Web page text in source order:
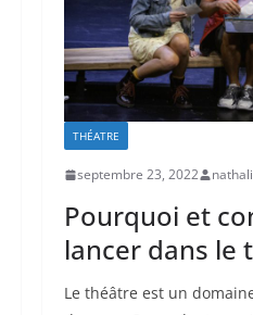
THÉATRE
septembre 23, 2022
Pourquoi et
lancer dans le
Le théâtre est un